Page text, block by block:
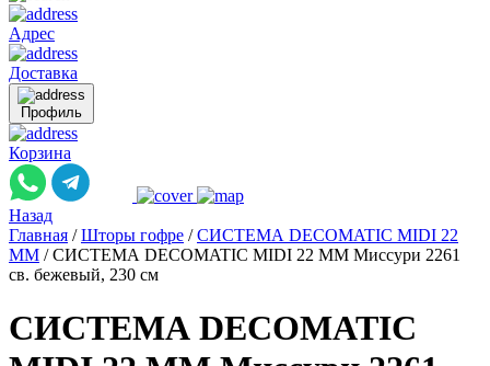
Адрес
Доставка
Профиль
Корзина
Назад
Главная / Шторы гофре / СИСТЕМА DECOMATIC MIDI 22
ММ / СИСТЕМА DECOMATIC MIDI 22 ММ Миссури 2261
св. бежевый, 230 см
СИСТЕМА DECOMATIC